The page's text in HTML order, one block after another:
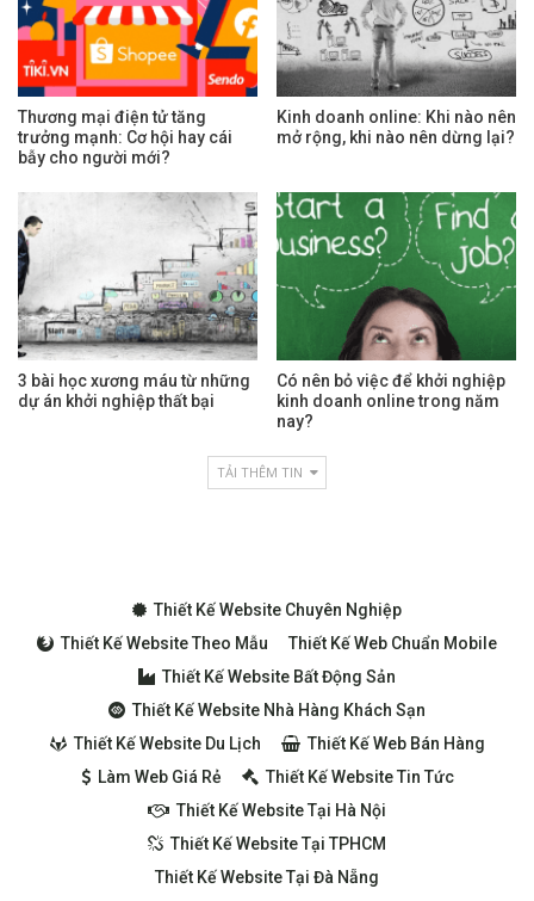
Thương mại điện tử tăng
trưởng mạnh: Cơ hội hay cái
bẫy cho người mới?
Kinh doanh online: Khi nào nên
mở rộng, khi nào nên dừng lại?
3 bài học xương máu từ những
dự án khởi nghiệp thất bại
Có nên bỏ việc để khởi nghiệp
kinh doanh online trong năm
nay?
TẢI THÊM TIN
Thiết Kế Website Chuyên Nghiệp
Thiết Kế Website Theo Mẫu
Thiết Kế Web Chuẩn Mobile
Thiết Kế Website Bất Động Sản
Thiết Kế Website Nhà Hàng Khách Sạn
Thiết Kế Website Du Lịch
Thiết Kế Web Bán Hàng
Làm Web Giá Rẻ
Thiết Kế Website Tin Tức
Thiết Kế Website Tại Hà Nội
Thiết Kế Website Tại TPHCM
Thiết Kế Website Tại Đà Nẵng